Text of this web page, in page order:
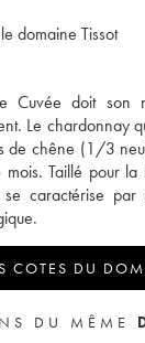
domaine Tissot
Cuvée doit
Le chardonnay
de chêne (1/3
Taillé pour
caractérise
COTES DU
DU MÊME